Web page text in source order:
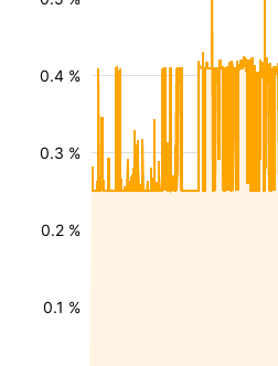
0.1 %
0.2 %
0.3 %
0.4 %